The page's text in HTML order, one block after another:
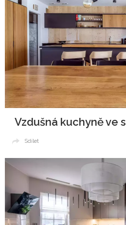
Sdílet